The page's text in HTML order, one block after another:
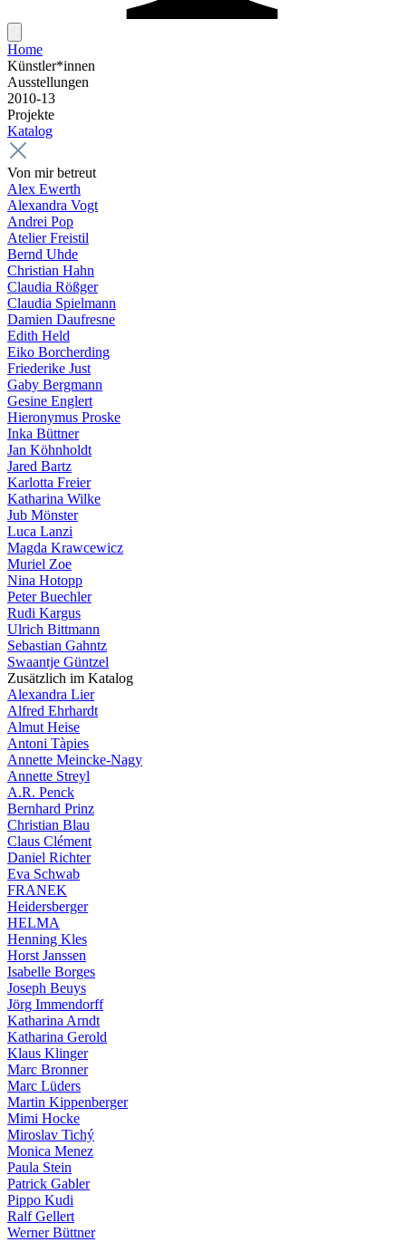
Home
Künstler*innen
Ausstellungen
2010-13
Projekte
Katalog
Von mir betreut
Alex Ewerth
Alexandra Vogt
Andrei Pop
Atelier Freistil
Bernd Uhde
Christian Hahn
Claudia Rößger
Claudia Spielmann
Damien Daufresne
Edith Held
Eiko Borcherding
Friederike Just
Gaby Bergmann
Gesine Englert
Hieronymus Proske
Inka Büttner
Jan Köhnholdt
Jared Bartz
Karlotta Freier
Katharina Wilke
Jub Mönster
Luca Lanzi
Magda Krawcewicz
Muriel Zoe
Nina Hotopp
Peter Buechler
Rudi Kargus
Ulrich Bittmann
Sebastian Gahntz
Swaantje Güntzel
Zusätzlich im Katalog
Alexandra Lier
Alfred Ehrhardt
Almut Heise
Antoni Tàpies
Annette Meincke-Nagy
Annette Streyl
A.R. Penck
Bernhard Prinz
Christian Blau
Claus Clément
Daniel Richter
Eva Schwab
FRANEK
Heidersberger
HELMA
Henning Kles
Horst Janssen
Isabelle Borges
Joseph Beuys
Jörg Immendorff
Katharina Arndt
Katharina Gerold
Klaus Klinger
Marc Bronner
Marc Lüders
Martin Kippenberger
Mimi Hocke
Miroslav Tichý
Monica Menez
Paula Stein
Patrick Gabler
Pippo Kudi
Ralf Gellert
Werner Büttner